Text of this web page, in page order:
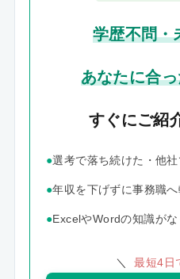
学歴不問・
あなたに合
すぐにご紹
●選考で落ち続けた・他
●年収を下げずに事務職
●ExcelやWordの知識が
＼最短4日